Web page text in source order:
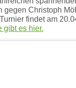
gegen Christoph
findet am
gibt es hier.